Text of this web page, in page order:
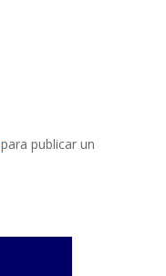
para publicar un